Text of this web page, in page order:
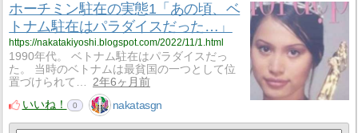
ホーチミン駐在の実態1「あの頃、ベ
トナム駐在はパラダイスだった…」
https://nakatakiyoshi.blogspot.com/2022/11/1.html
1990年代。 ベトナム駐在はパラダイスだっ
た。 当時のベトナムは最貧国の一つとして位
置づけられて…
2年6ヶ月前
いいね！
0 nakatasgn